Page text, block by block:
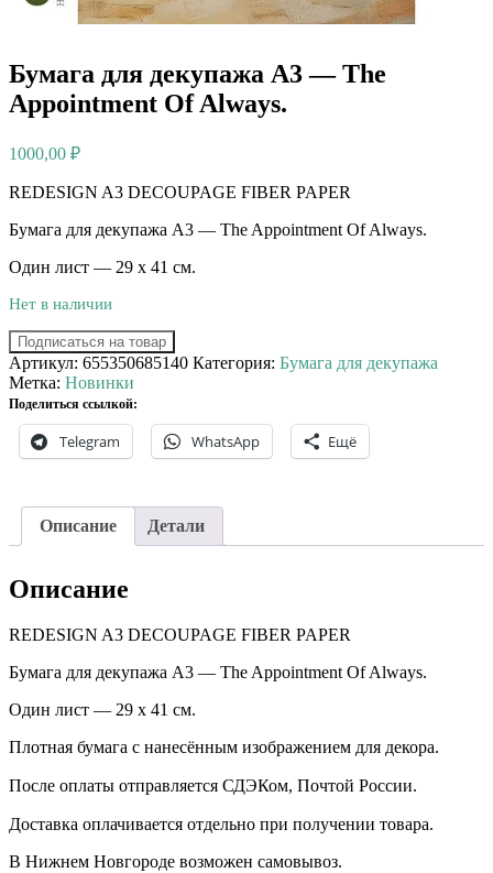
Бумага для декупажа А3 — The
Appointment Of Always.
1000,00 ₽
REDESIGN A3 DECOUPAGE FIBER PAPER
Бумага для декупажа А3 — The Appointment Of Always.
Один лист — 29 х 41 см.
Нет в наличии
Подписаться на товар
Артикул: 655350685140 Категория: Бумага для декупажа
Метка: Новинки
Поделиться ссылкой:
Telegram WhatsApp Ещё
Описание Детали
Описание
REDESIGN A3 DECOUPAGE FIBER PAPER
Бумага для декупажа А3 — The Appointment Of Always.
Один лист — 29 х 41 см.
Плотная бумага с нанесённым изображением для декора.
После оплаты отправляется СДЭКом, Почтой России. ⠀
Доставка оплачивается отдельно при получении товара. ⠀
В Нижнем Новгороде возможен самовывоз.